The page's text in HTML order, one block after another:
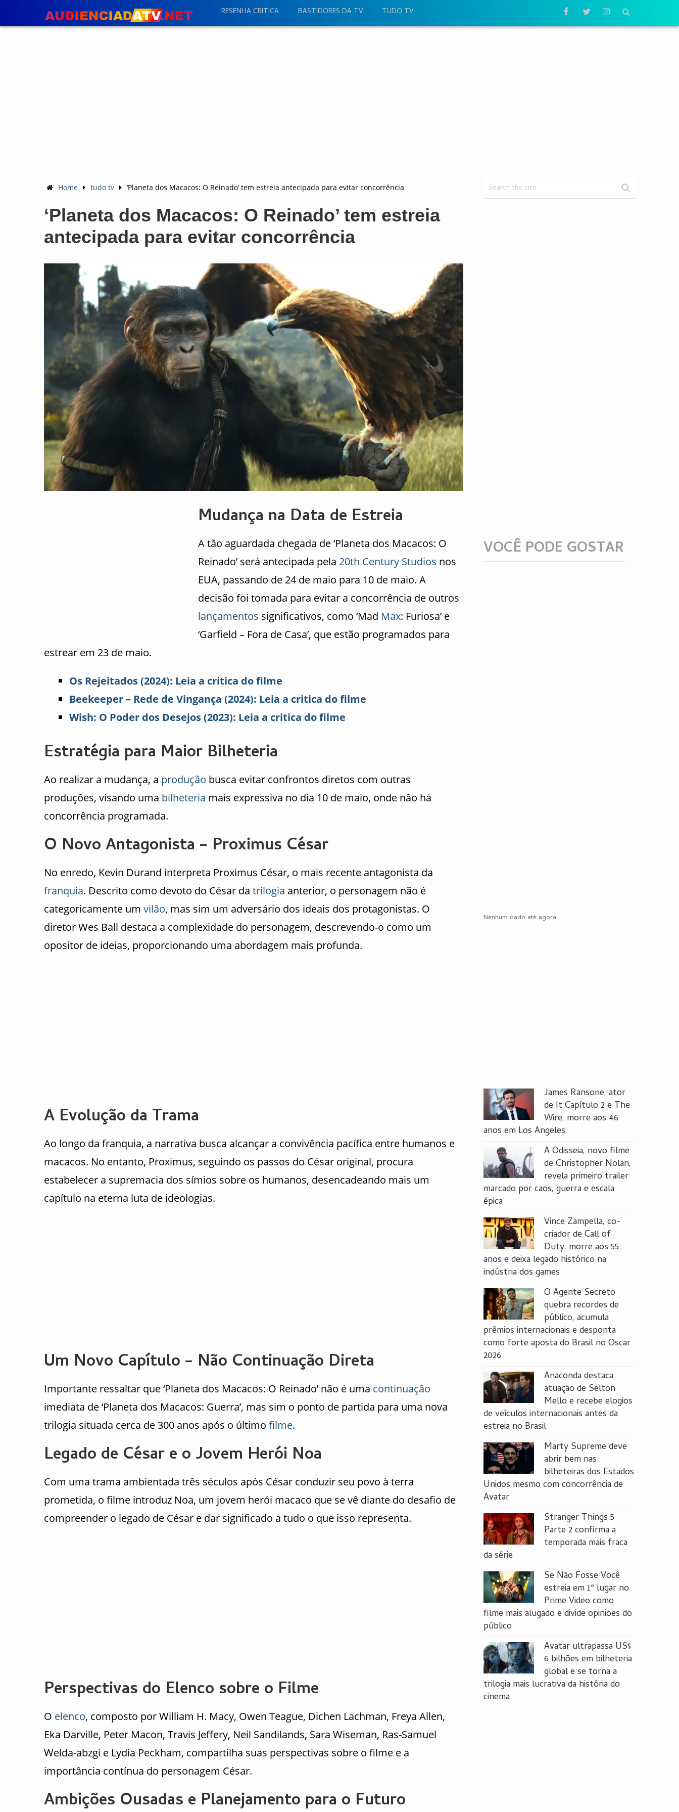
RESENHA CRITICA BASTIDORES DA TV TUDO TV
Home tudo tv ‘Planeta dos Macacos: O Reinado’ tem estreia antecipada para evitar concorrência
‘Planeta dos Macacos: O Reinado’ tem estreia
antecipada para evitar concorrência
Mudança na Data de Estreia
A tão aguardada chegada de ‘Planeta dos Macacos: O
Reinado’ será antecipada pela 20th Century Studios nos
EUA, passando de 24 de maio para 10 de maio. A
decisão foi tomada para evitar a concorrência de outros
lançamentos significativos, como ‘Mad Max: Furiosa’ e
‘Garfield – Fora de Casa’, que estão programados para
estrear em 23 de maio.
Os Rejeitados (2024): Leia a critica do filme
Beekeeper – Rede de Vingança (2024): Leia a critica do filme
Wish: O Poder dos Desejos (2023): Leia a critica do filme
Estratégia para Maior Bilheteria
Ao realizar a mudança, a produção busca evitar confrontos diretos com outras
produções, visando uma bilheteria mais expressiva no dia 10 de maio, onde não há
concorrência programada.
O Novo Antagonista – Proximus César
No enredo, Kevin Durand interpreta Proximus César, o mais recente antagonista da
franquia. Descrito como devoto do César da trilogia anterior, o personagem não é
categoricamente um vilão, mas sim um adversário dos ideais dos protagonistas. O
diretor Wes Ball destaca a complexidade do personagem, descrevendo-o como um
opositor de ideias, proporcionando uma abordagem mais profunda.
A Evolução da Trama
Ao longo da franquia, a narrativa busca alcançar a convivência pacífica entre humanos e
macacos. No entanto, Proximus, seguindo os passos do César original, procura
estabelecer a supremacia dos símios sobre os humanos, desencadeando mais um
capítulo na eterna luta de ideologias.
Um Novo Capítulo – Não Continuação Direta
Importante ressaltar que ‘Planeta dos Macacos: O Reinado’ não é uma continuação
imediata de ‘Planeta dos Macacos: Guerra’, mas sim o ponto de partida para uma nova
trilogia situada cerca de 300 anos após o último filme.
Legado de César e o Jovem Herói Noa
Com uma trama ambientada três séculos após César conduzir seu povo à terra
prometida, o filme introduz Noa, um jovem herói macaco que se vê diante do desafio de
compreender o legado de César e dar significado a tudo o que isso representa.
Perspectivas do Elenco sobre o Filme
O elenco, composto por William H. Macy, Owen Teague, Dichen Lachman, Freya Allen,
Eka Darville, Peter Macon, Travis Jeffery, Neil Sandilands, Sara Wiseman, Ras-Samuel
Welda-abzgi e Lydia Peckham, compartilha suas perspectivas sobre o filme e a
importância contínua do personagem César.
Ambições Ousadas e Planejamento para o Futuro
VOCÊ PODE GOSTAR
Nenhum dado até agora.
James Ransone, ator
de It Capítulo 2 e The
Wire, morre aos 46
anos em Los Angeles
A Odisseia, novo filme
de Christopher Nolan,
revela primeiro trailer
marcado por caos, guerra e escala
épica
Vince Zampella, co-
criador de Call of
Duty, morre aos 55
anos e deixa legado histórico na
indústria dos games
O Agente Secreto
quebra recordes de
público, acumula
prêmios internacionais e desponta
como forte aposta do Brasil no Oscar
2026
Anaconda destaca
atuação de Selton
Mello e recebe elogios
de veículos internacionais antes da
estreia no Brasil
Marty Supreme deve
abrir bem nas
bilheteiras dos Estados
Unidos mesmo com concorrência de
Avatar
Stranger Things 5
Parte 2 confirma a
temporada mais fraca
da série
Se Não Fosse Você
estreia em 1º lugar no
Prime Video como
filme mais alugado e divide opiniões do
público
Avatar ultrapassa US$
6 bilhões em bilheteria
global e se torna a
trilogia mais lucrativa da história do
cinema